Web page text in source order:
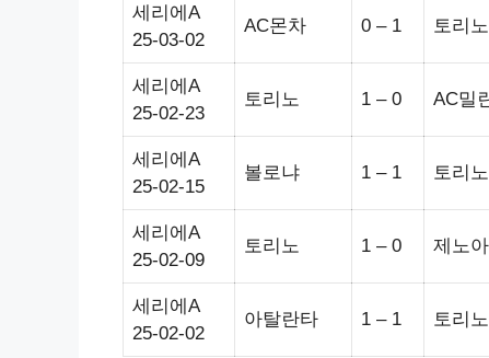
세리에A
25-03-02
AC몬차 0 – 1 토리노
세리에A
25-02-23
토리노 1 – 0 AC밀
세리에A
25-02-15
볼로냐 1 – 1 토리노
세리에A
25-02-09
토리노 1 – 0 제노아
세리에A
25-02-02
아탈란타 1 – 1 토리노